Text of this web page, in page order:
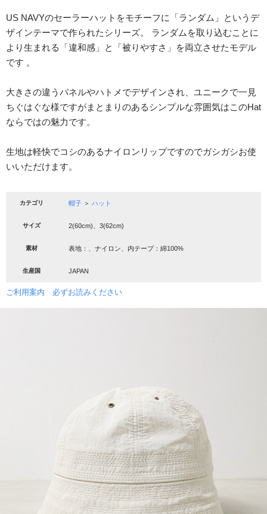
US NAVYのセーラーハットをモチーフに「ランダム」というデ
ザインテーマで作られたシリーズ。 ランダムを取り込むことに
より生まれる「違和感」と「被りやすさ」を両立させたモデル
です 。
大きさの違うパネルやハトメでデザインされ、ユニークで一見
ちぐはぐな様ですがまとまりのあるシンプルな雰囲気はこのHat
ならではの魅力です。
生地は軽快でコシのあるナイロンリップですのでガシガシお使
いいただけます。
カテゴリ 帽子 ＞ ハット
サイズ 2(60cm)、3(62cm)
素材 表地：、ナイロン、内テープ：綿100%
生産国 JAPAN
ご利用案内 必ずお読みください